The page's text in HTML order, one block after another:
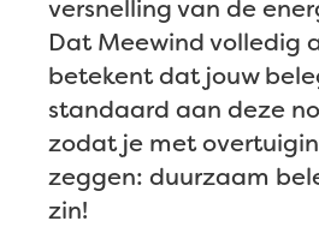
versnelling van de
Dat Meewind volledig
betekent dat jouw
standaard aan deze
zodat je met
zeggen: duurzaam
zin!